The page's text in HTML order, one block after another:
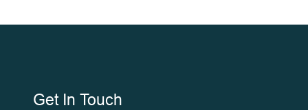
Get In Touch